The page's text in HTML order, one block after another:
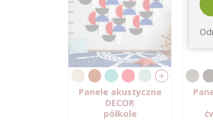
Panele akustyczne
DECOR
półkole